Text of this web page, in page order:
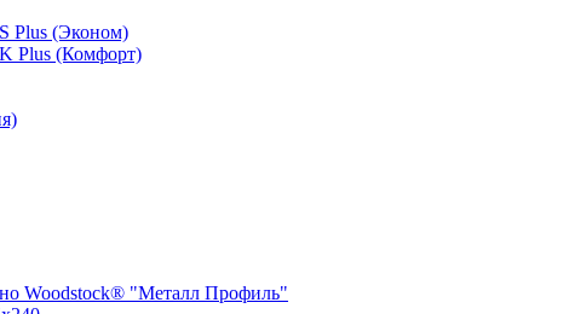
Plus (Эконом)
Plus (Комфорт)
Woodstock® "Металл Профиль"